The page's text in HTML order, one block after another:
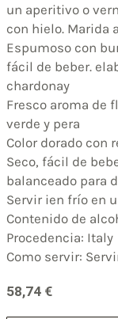
un aperitivo o
con hielo. Marida
Espumoso con
fácil de beber.
chardonay
Fresco aroma de
verde y pera
Color dorado con
Seco, fácil de
balanceado para
Servir ien frío en
Contenido de
Procedencia: Italy
Como servir:
58,74 €